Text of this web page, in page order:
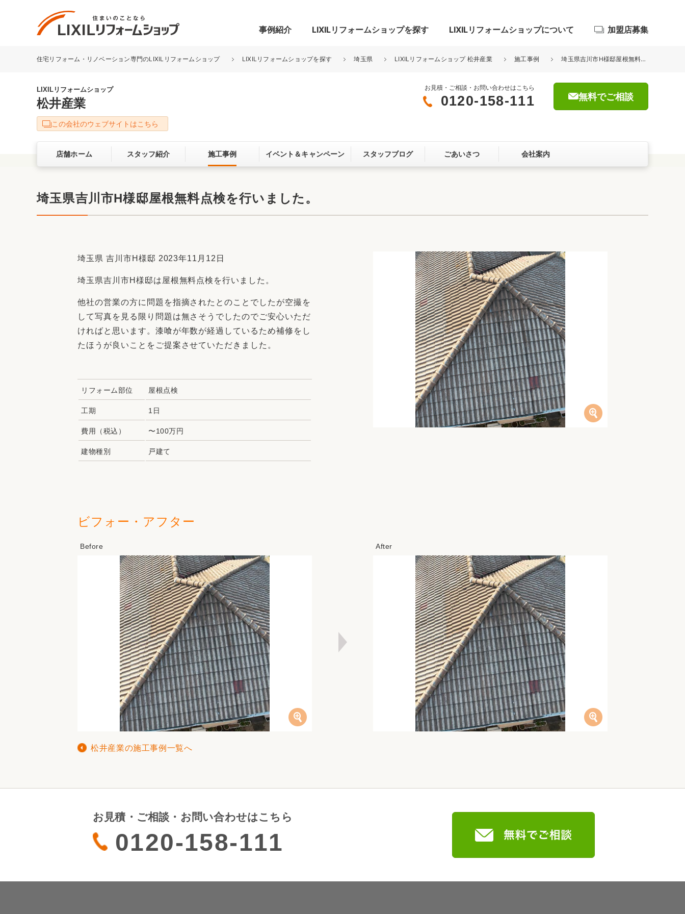
事例紹介
リフォーム事例を探す
キッチン
洗面化粧室 トイレ 玄関まわり 門まわり 屋根・外壁
ベランダ・バルコニー ガーデンスペース カースペース
お客さまの声 3Dシミュレーション
LIXILリフォームショップを探す LIXILリフォームショップについて
LIXILリフォームショップについて
サービス向上・品質改善の取り組み お客さま満足度アンケート
ここちいい暮らしをつくる、価値・性能向上
リフォームアクセル
リフォームお役立ち情報
加盟店募集
住宅リフォーム・リノベーション専門のLIXILリフォームショップ LIXILリフォームショップを探す 埼玉県 LIXILリフォームショップ 松井産業 施工事例 埼玉県吉川市H様邸屋根無料点検を行いました。
LIXILリフォームショップ
松井産業
お見積・ご相談・お問い合わせはこちら
0120-158-111 無料でご相談
この会社のウェブサイトはこちら
店舗ホーム スタッフ紹介 施工事例 イベント＆キャンペーン スタッフブログ ごあいさつ 会社案内
埼玉県吉川市H様邸屋根無料点検を行いました。
埼玉県 吉川市H様邸 2023年11月12日
埼玉県吉川市H様邸は屋根無料点検を行いました。
他社の営業の方に問題を指摘されたとのことでしたが空撮を
して写真を見る限り問題は無さそうでしたのでご安心いただ
ければと思います。漆喰が年数が経過しているため補修をし
たほうが良いことをご提案させていただきました。
リフォーム部位 屋根点検
工期 1日
費用（税込） 〜100万円
建物種別 戸建て
ビフォー・アフター
松井産業の施工事例一覧へ
お見積・ご相談・お問い合わせはこちら
0120-158-111